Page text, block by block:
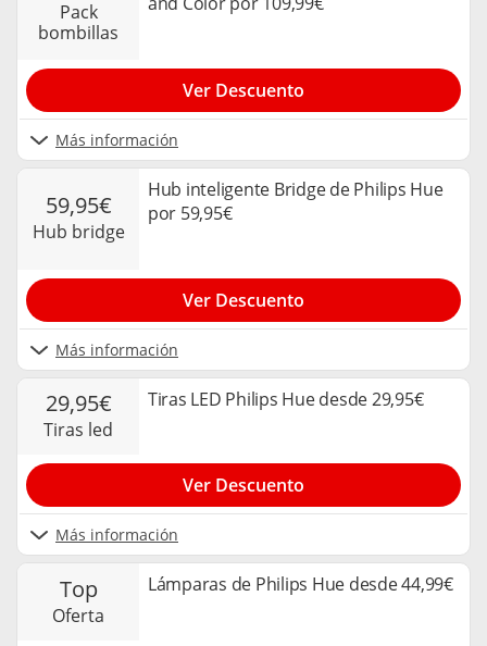
pack
bombillas
Más información
Ver Descuento
59,95€
hub bridge
Hub inteligente Bridge de Philips Hue
por 59,95€
Más información
Ver Descuento
29,95€
tiras led
Tiras LED Philips Hue desde 29,95€
Más información
Ver Descuento
top
oferta
Lámparas de Philips Hue desde 44,99€